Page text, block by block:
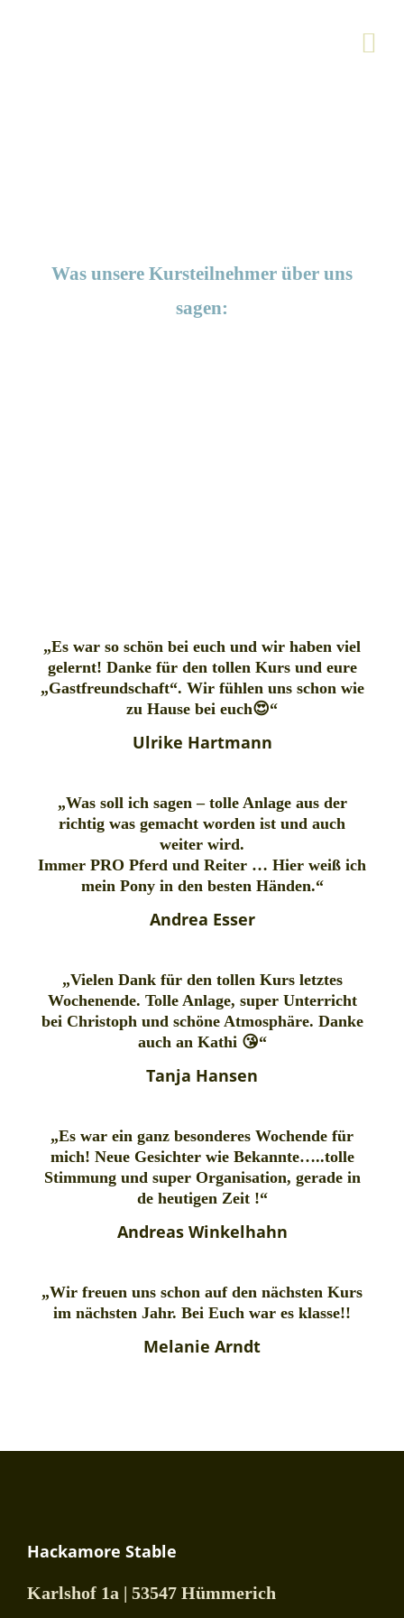
Was unsere Kursteilnehmer über uns
sagen:
„Es war so schön bei euch und wir haben viel
gelernt! Danke für den tollen Kurs und eure
„Gastfreundschaft“. Wir fühlen uns schon wie
zu Hause bei euch😍“
Ulrike Hartmann
„Was soll ich sagen – tolle Anlage aus der
richtig was gemacht worden ist und auch
weiter wird.
Immer PRO Pferd und Reiter … Hier weiß ich
mein Pony in den besten Händen.“
Andrea Esser
„Vielen Dank für den tollen Kurs letztes
Wochenende. Tolle Anlage, super Unterricht
bei Christoph und schöne Atmosphäre. Danke
auch an Kathi 😘“
Tanja Hansen
„Es war ein ganz besonderes Wochende für
mich! Neue Gesichter wie Bekannte…..tolle
Stimmung und super Organisation, gerade in
de heutigen Zeit !“
Andreas Winkelhahn
„Wir freuen uns schon auf den nächsten Kurs
im nächsten Jahr. Bei Euch war es klasse!!
Melanie Arndt
Hackamore Stable
Karlshof 1a | 53547 Hümmerich